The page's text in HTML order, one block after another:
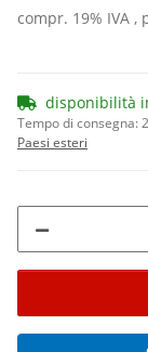
compr. 19% IVA ,
disponibilità
Tempo di consegna:
Paesi esteri